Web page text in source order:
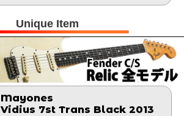
Unique Item
Mayones
Vidius 7st Trans Black 2013